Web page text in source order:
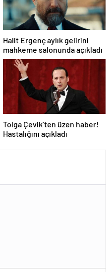
Halit Ergenç aylık gelirini
mahkeme salonunda açıkladı
Tolga Çevik’ten üzen haber!
Hastalığını açıkladı